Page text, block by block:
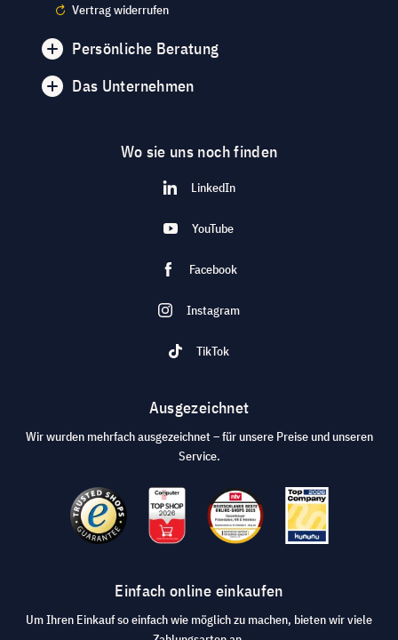
Vertrag widerrufen
Persönliche Beratung
Das Unternehmen
Wo sie uns noch finden
LinkedIn
YouTube
Facebook
Instagram
TikTok
Ausgezeichnet
Wir wurden mehrfach ausgezeichnet – für unsere Preise und unseren
Service.
Einfach online einkaufen
Um Ihren Einkauf so einfach wie möglich zu machen, bieten wir viele